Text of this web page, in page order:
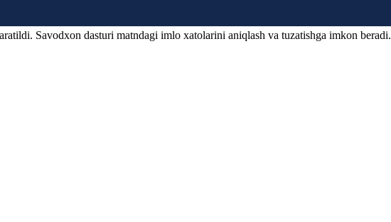
Savodxon dasturi matndagi imlo xatolarini aniqlash va tuzatishga imkon beradi.